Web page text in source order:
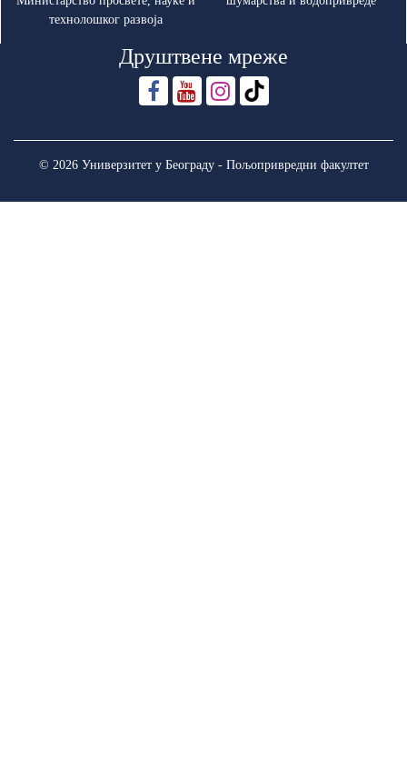
технолошког развоја
Друштвене мреже
© 2026 Универзитет у Београду - Пољопривредни факултет